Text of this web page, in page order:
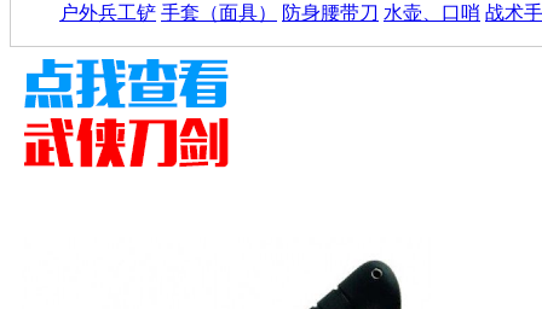
户外兵工铲 手套（面具） 防身腰带刀 水壶、口哨 战术